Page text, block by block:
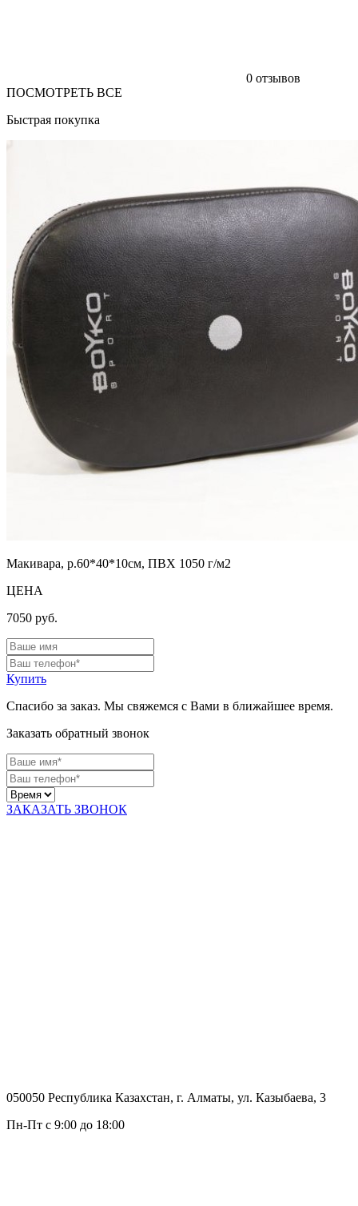
0 отзывов
ПОСМОТРЕТЬ ВСЕ
Быстрая покупка
Макивара, р.60*40*10см, ПВХ 1050 г/м2
ЦЕНА
7050 руб.
Купить
Спасибо за заказ. Мы свяжемся с Вами в ближайшее время.
Заказать обратный звонок
ЗАКАЗАТЬ ЗВОНОК
050050 Республика Казахстан, г. Алматы, ул. Казыбаева, 3
Пн-Пт с 9:00 до 18:00